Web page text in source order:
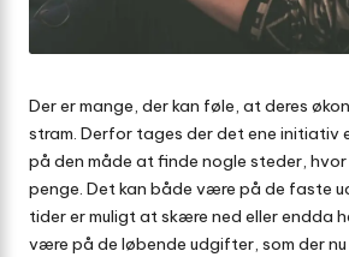
Der er mange, der kan føle, at deres
stram. Derfor tages der det ene
på den måde at finde nogle steder, hvor
penge. Det kan både være på de faste
tider er muligt at skære ned eller endda
være på de løbende udgifter, som der nu